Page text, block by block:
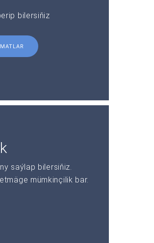
bilersiňiz
saýlap bilersiňiz.
mümkinçilik bar.